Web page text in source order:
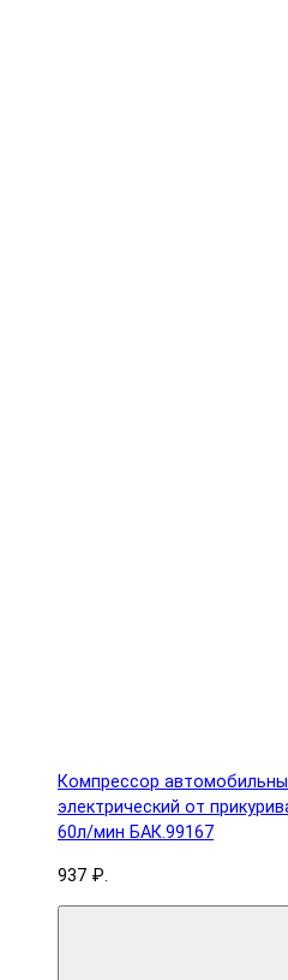
Компрессор
электрический от
60л/мин БАК.99167
937 ₽.